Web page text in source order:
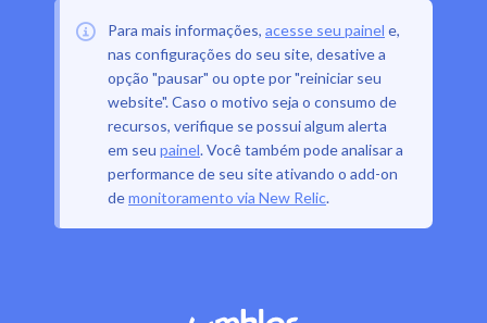
Para mais informações, acesse seu painel e,
nas configurações do seu site, desative a
opção "pausar" ou opte por "reiniciar seu
website". Caso o motivo seja o consumo de
recursos, verifique se possui algum alerta
em seu painel. Você também pode analisar a
performance de seu site ativando o add-on
demonitoramento via New Relic.